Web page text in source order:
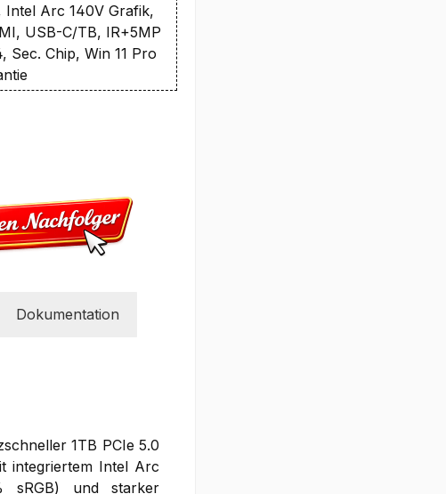
Intel Arc 140V Grafik,
USB-C/TB, IR+5MP
Sec. Chip, Win 11 Pro
Dokumentation
1TB PCIe 5.0
integriertem Intel Arc
sRGB) und starker